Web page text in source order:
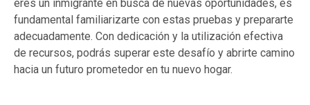
eres un inmigrante en busca de nuevas oportunidades, es
fundamental familiarizarte con estas pruebas y prepararte
adecuadamente. Con dedicación y la utilización efectiva
de recursos, podrás superar este desafío y abrirte camino
hacia un futuro prometedor en tu nuevo hogar.